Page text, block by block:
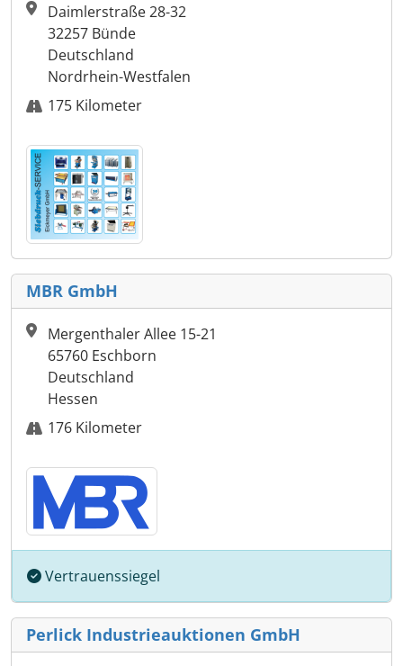
Daimlerstraße 28-32
32257 Bünde
Deutschland
Nordrhein-Westfalen
175 Kilometer
MBR GmbH
Mergenthaler Allee 15-21
65760 Eschborn
Deutschland
Hessen
176 Kilometer
Vertrauenssiegel
Perlick Industrieauktionen GmbH